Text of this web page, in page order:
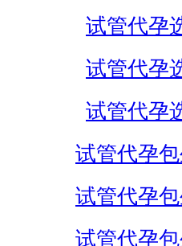
试管代孕
试管代孕
试管代孕
试管代孕
试管代孕
试管代孕